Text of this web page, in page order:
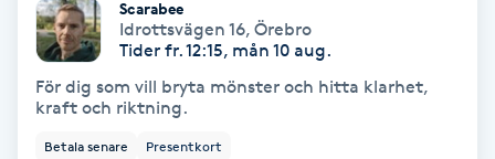
BIAB
Blowout
Scarabee
Idrottsvägen 16, Örebro
Tider fr. 12:15, mån 10 aug.
För dig som vill bryta mönster och hitta klarhet,
kraft och riktning.
Betala senare Presentkort